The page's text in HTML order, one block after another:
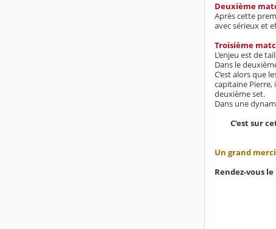
Deuxième
Après cette
avec sérieux et
Troisième
L’enjeu est de
Dans le
C’est alors que
capitaine Pierre,
deuxième set.
Dans une
C’est sur
Un grand
Rendez-vous